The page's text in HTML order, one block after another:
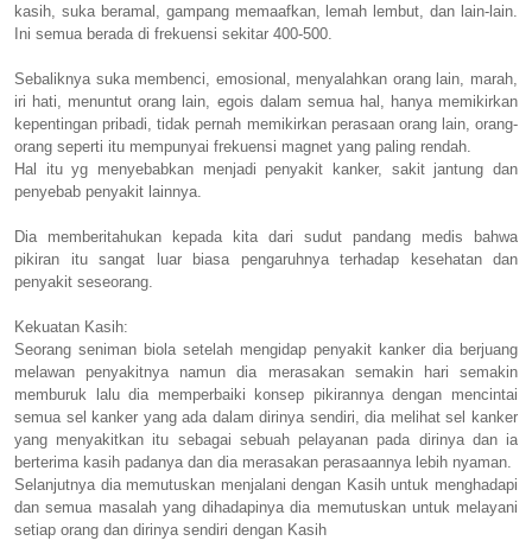
kasih, suka beramal, gampang memaafkan, lemah lembut, dan lain-lain.
Ini semua berada di frekuensi sekitar 400-500.
Sebaliknya suka membenci, emosional, menyalahkan orang lain, marah,
iri hati, menuntut orang lain, egois dalam semua hal, hanya memikirkan
kepentingan pribadi, tidak pernah memikirkan perasaan orang lain, orang-
orang seperti itu mempunyai frekuensi magnet yang paling rendah.
Hal itu yg menyebabkan menjadi penyakit kanker, sakit jantung dan
penyebab penyakit lainnya.
Dia memberitahukan kepada kita dari sudut pandang medis bahwa
pikiran itu sangat luar biasa pengaruhnya terhadap kesehatan dan
penyakit seseorang.
Kekuatan Kasih:
Seorang seniman biola setelah mengidap penyakit kanker dia berjuang
melawan penyakitnya namun dia merasakan semakin hari semakin
memburuk lalu dia memperbaiki konsep pikirannya dengan mencintai
semua sel kanker yang ada dalam dirinya sendiri, dia melihat sel kanker
yang menyakitkan itu sebagai sebuah pelayanan pada dirinya dan ia
berterima kasih padanya dan dia merasakan perasaannya lebih nyaman.
Selanjutnya dia memutuskan menjalani dengan Kasih untuk menghadapi
dan semua masalah yang dihadapinya dia memutuskan untuk melayani
setiap orang dan dirinya sendiri dengan Kasih